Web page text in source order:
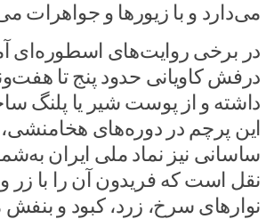
می‌دارد و با زیورها و جواهرات
در برخی روایت‌های اسطوره‌ای
درفش کاویانی حدود پنج تا
داشته و از پوست شیر یا پلنگ
این پرچم در دوره‌های
ساسانی نیز نماد ملی ایران
نقل است که فریدون آن را با زر
نوارهای سرخ، زرد، کبود و